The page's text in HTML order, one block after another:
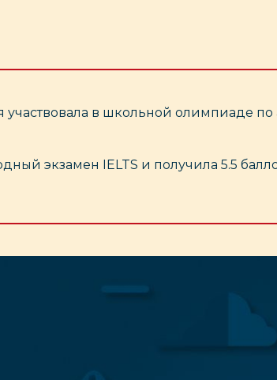
участвовала в школьной олимпиаде
экзамен IELTS и получила 5.5